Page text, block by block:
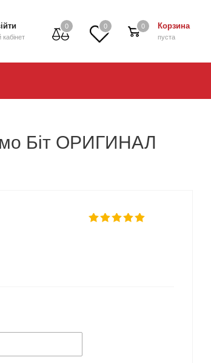
0 0 Корзина
пуста
0
кабінет
Біт ОРИГИНАЛ